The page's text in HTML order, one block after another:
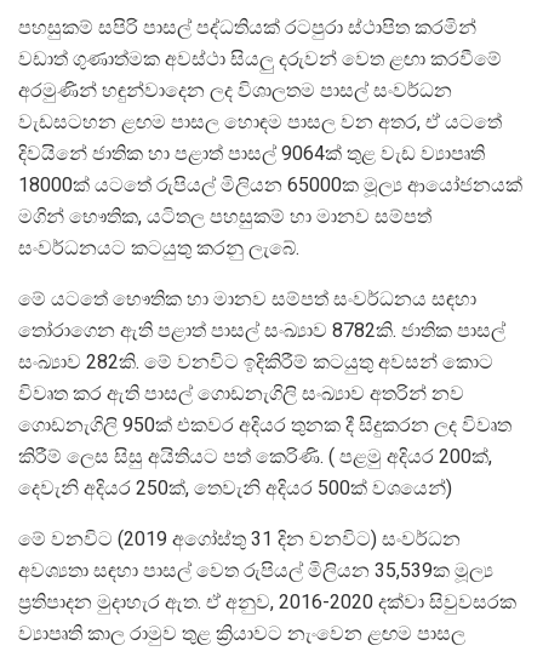
පහසුකම් සපිරි පාසල් පද්ධතියක් රටපුරා ස්ථාපිත කරමින්
වඩාත් ගුණාත්මක අවස්ථා සියලු දරුවන් වෙත ළඟා කරවීමේ
අරමුණින් හඳුන්වාදෙන ලද විශාලතම පාසල් සංවර්ධන
වැඩසටහන ළඟම පාසල හොඳම පාසල වන අතර, ඒ යටතේ
දිවයිනේ ජාතික හා පළාත් පාසල් 9064ක් තුළ වැඩ ව්‍යාපෘති
18000ක් යටතේ රුපියල් මිලියන 65000ක මූල්‍ය ආයෝජනයක්
මගින් භෞතික, යටිතල පහසුකම් හා මානව සම්පත්
සංවර්ධනයට කටයුතු කරනු ලැබේ.
මේ යටතේ භෞතික හා මානව සම්පත් සංවර්ධනය සඳහා
තෝරාගෙන ඇති පළාත් පාසල් සංඛ්‍යාව 8782කි. ජාතික පාසල්
සංඛ්‍යාව 282කි. මේ වනවිට ඉදිකිරීම් කටයුතු අවසන් කොට
විවෘත කර ඇති පාසල් ගොඩනැගිලි සංඛ්‍යාව අතරින් නව
ගොඩනැගිලි 950ක් එකවර අදියර තුනක දී සිදුකරන ලද විවෘත
කිරීම් ලෙස සිසු අයිතියට පත් කෙරිණි. ( පළමු අදියර 200ක්,
දෙවැනි අදියර 250ක්, තෙවැනි අදියර 500ක් වශයෙන්)
මේ වනවිට (2019 අගෝස්තු 31 දින වනවිට) සංවර්ධන
අවශ්‍යතා සඳහා පාසල් වෙත රුපියල් මිලියන 35,539ක මූල්‍ය
ප්‍රතිපාදන මුදාහැර ඇත. ඒ අනුව, 2016-2020 දක්වා සිවුවසරක
ව්‍යාපෘති කාල රාමුව තුළ ක්‍රියාවට නැංවෙන ළඟම පාසල